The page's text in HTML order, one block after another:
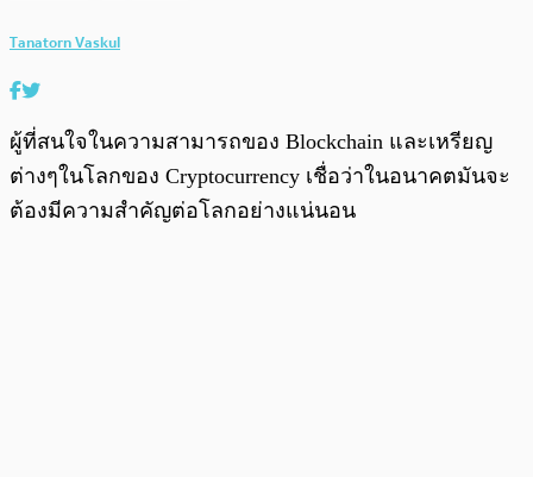
Tanatorn Vaskul
ผู้ที่สนใจในความสามารถของ Blockchain และเหรียญ
ต่างๆในโลกของ Cryptocurrency เชื่อว่าในอนาคตมันจะ
ต้องมีความสำคัญต่อโลกอย่างแน่นอน